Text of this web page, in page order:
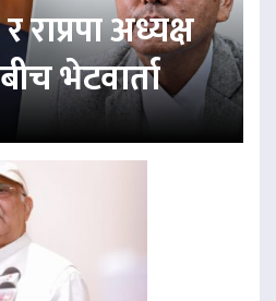
र राप्रपा अध्यक्ष
भेटवार्ता